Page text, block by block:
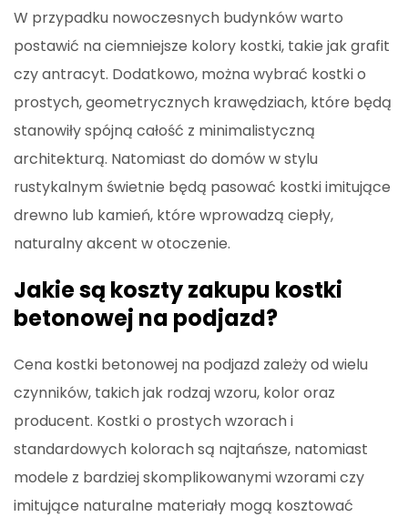
W przypadku nowoczesnych budynków warto
postawić na ciemniejsze kolory kostki, takie jak grafit
czy antracyt. Dodatkowo, można wybrać kostki o
prostych, geometrycznych krawędziach, które będą
stanowiły spójną całość z minimalistyczną
architekturą. Natomiast do domów w stylu
rustykalnym świetnie będą pasować kostki imitujące
drewno lub kamień, które wprowadzą ciepły,
naturalny akcent w otoczenie.
Jakie są koszty zakupu kostki
betonowej na podjazd?
Cena kostki betonowej na podjazd zależy od wielu
czynników, takich jak rodzaj wzoru, kolor oraz
producent. Kostki o prostych wzorach i
standardowych kolorach są najtańsze, natomiast
modele z bardziej skomplikowanymi wzorami czy
imitujące naturalne materiały mogą kosztować